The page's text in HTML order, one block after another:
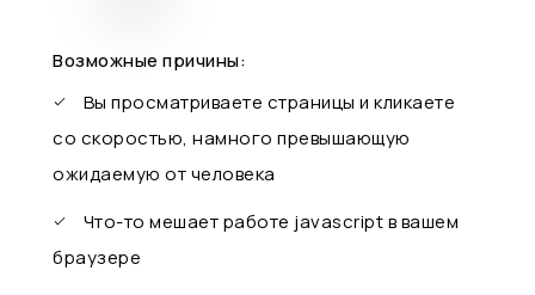
Возможные причины:
Вы просматриваете страницы и кликаете
со скоростью, намного превышающую
ожидаемую от человека
Что-то мешает работе javascript в вашем
браузере